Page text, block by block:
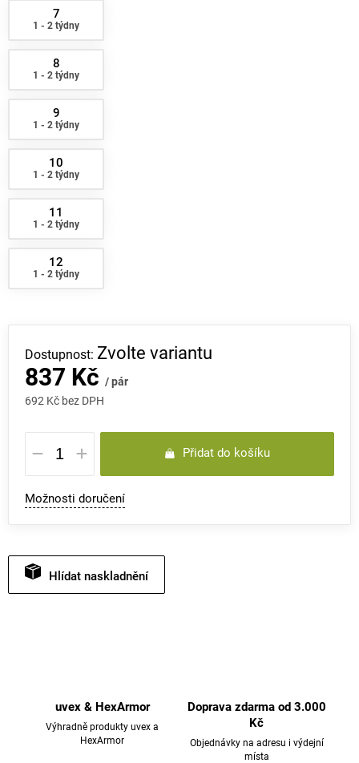
7
1 - 2 týdny
8
1 - 2 týdny
9
1 - 2 týdny
10
1 - 2 týdny
11
1 - 2 týdny
12
1 - 2 týdny
837 Kč / pár
692 Kč bez DPH
Měrná
cena:
Zvolte variantu
Přidat do košíku
Možnosti doručení
Hlídat
uvex & HexArmor
Výhradně produkty uvex a
HexArmor
Doprava zdarma od 3.000
Kč
Objednávky na adresu i výdejní
místa